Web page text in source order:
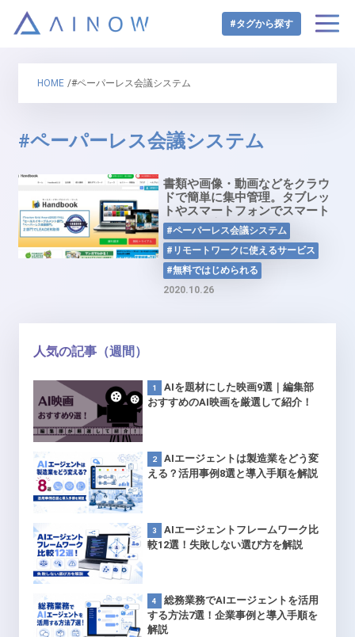
#タグから探す
HOME /#ペーパーレス会議システム
#ペーパーレス会議システム
書類や画像・動画などをクラウ
ドで簡単に集中管理。タブレッ
トやスマートフォンでスマート
に活用を実現！「Handbook」
#ペーパーレス会議システム
#リモートワークに使えるサービス
#無料ではじめられる
2020.10.26
人気の記事（週間）
AIを題材にした映画9選｜編集部
おすすめのAI映画を厳選して紹介！
AIエージェントは製造業をどう変
える？活用事例8選と導入手順を解説
AIエージェントフレームワーク比
較12選！失敗しない選び方を解説
総務業務でAIエージェントを活用
する方法7選！企業事例と導入手順を
解説